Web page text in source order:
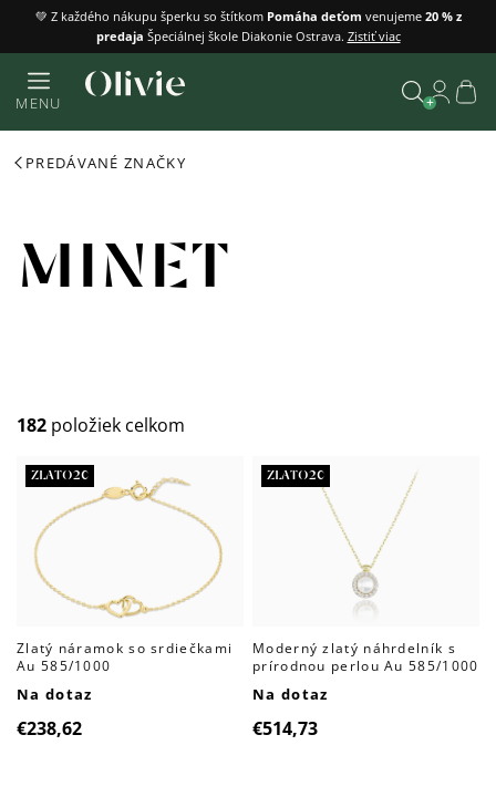
Prejsť
obsah
💚 Z každého nákupu šperku so štítkom Pomáha deťom venujeme 20 % z
predaja Špeciálnej škole Diakonie Ostrava. Zistiť viac
MENU
PREDÁVANÉ ZNAČKY
MINET
182 položiek celkom
Výpis
produktov
ZLATO20
Zlatý náramok so srdiečkami
Au 585/1000
Na dotaz
€238,62
ZLATO20
Moderný zlatý náhrdelník s
prírodnou perlou Au 585/1000
Na dotaz
€514,73